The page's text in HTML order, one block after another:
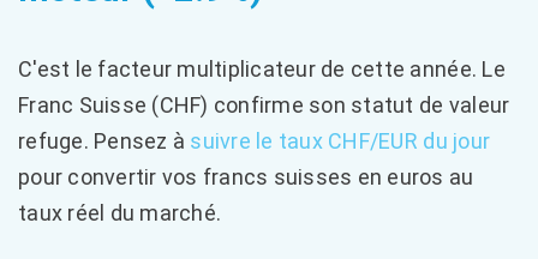
C'est le facteur multiplicateur de cette année. Le
Franc Suisse (CHF) confirme son statut de valeur
refuge. Pensez à suivre le taux CHF/EUR du jour
pour convertir vos francs suisses en euros au
taux réel du marché.